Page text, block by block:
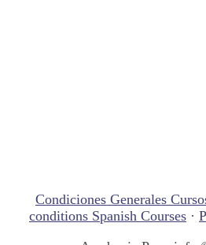
Condiciones Generales
conditions Spanish Courses ·